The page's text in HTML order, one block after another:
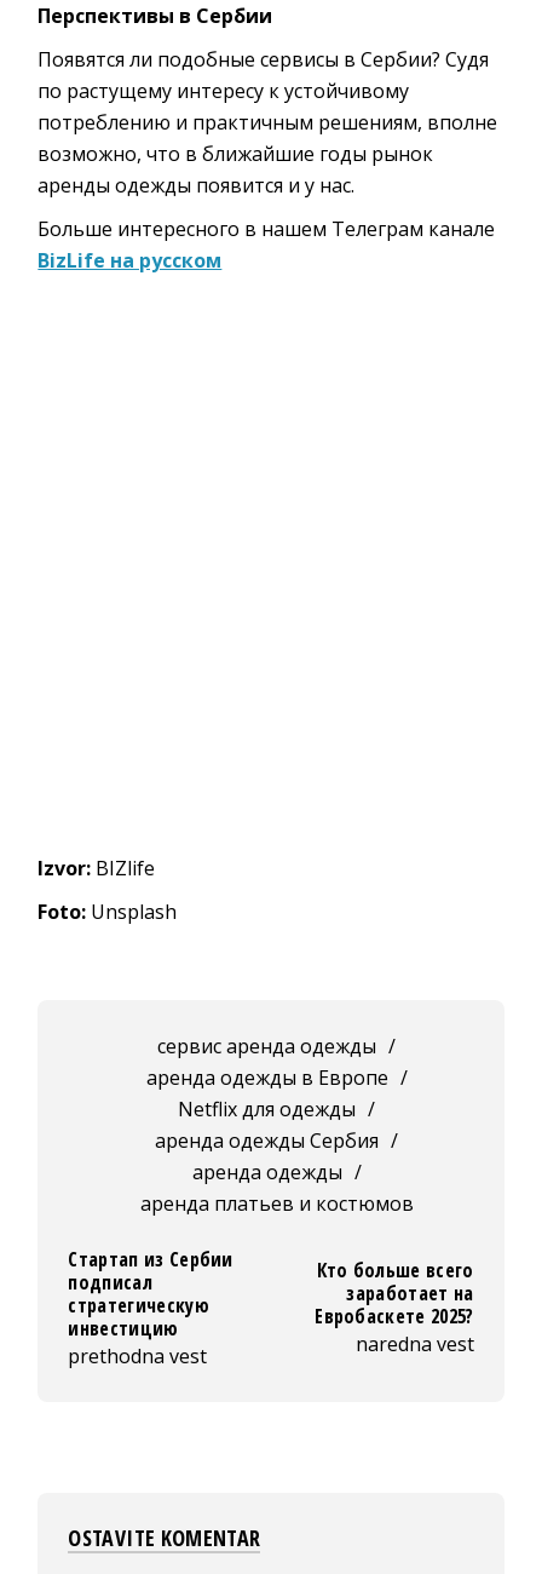
Перспективы в Сербии
Появятся ли подобные сервисы в Сербии? Судя
по растущему интересу к устойчивому
потреблению и практичным решениям, вполне
возможно, что в ближайшие годы рынок
аренды одежды появится и у нас.
Больше интересного в нашем Телеграм канале
BizLife на русском
Izvor: BIZlife
Foto: Unsplash
сервис аренда одежды /
аренда одежды в Европе /
Netflix для одежды /
аренда одежды Сербия /
аренда одежды /
аренда платьев и костюмов
Стартап из Сербии
подписал
стратегическую
инвестицию
prethodna vest
Кто больше всего
заработает на
Евробаскете 2025?
naredna vest
OSTAVITE KOMENTAR